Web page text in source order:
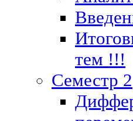
тем !!!
Семестр 2